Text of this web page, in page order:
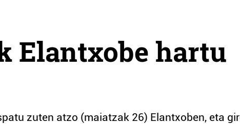
Elantxobe hartu
zuten atzo (maiatzak 26) Elantxoben, eta